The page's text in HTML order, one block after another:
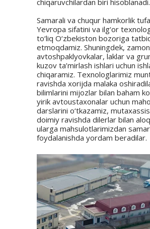
chiqaruvchilardan biri hisoblanadi.
Samarali va chuqur hamkorlik
Yevropa sifatini va ilg‘or
to‘liq O‘zbekiston bozoriga
etmoqdamiz. Shuningdek,
avtoshpaklyovkalar, laklar va
kuzov ta’mirlash ishlari uchun
chiqaramiz. Texnologlarimiz
ravishda xorijda malaka
bilimlarini mijozlar bilan baham
yirik avtoustaxonalar uchun
darslarini o‘tkazamiz,
doimiy ravishda dilerlar bilan
ularga mahsulotlarimizdan
foydalanishda yordam beradilar.